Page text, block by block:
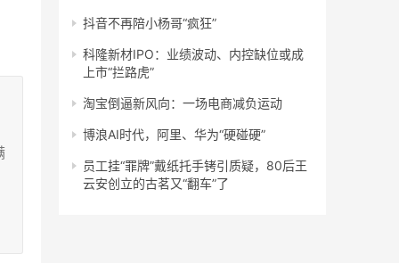
抖音不再陪小杨哥“疯狂”
科隆新材IPO：业绩波动、内控缺位或成
上市“拦路虎”
淘宝倒逼新风向：一场电商减负运动
博浪AI时代，阿里、华为“硬碰硬”
员工挂“罪牌”戴纸托手铐引质疑，80后王
云安创立的古茗又“翻车”了